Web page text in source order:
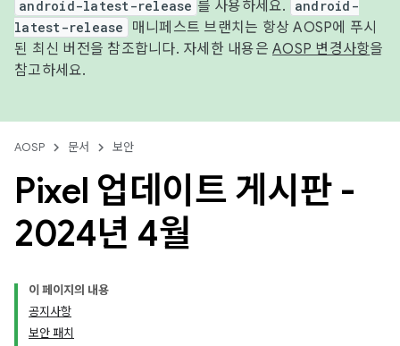
android-latest-release 를 사용하세요.
android-
latest-release
매니페스트 브랜치는 항상 AOSP에 푸시
된 최신 버전을 참조합니다. 자세한 내용은 AOSP 변경사항을
참고하세요.
AOSP 문서 보안
Pixel 업데이트 게시판 -
2024년 4월
이 페이지의 내용
공지사항
보안 패치